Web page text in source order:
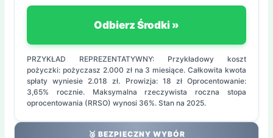
Odbierz Środki »
PRZYKŁAD REPREZENTATYWNY: Przykładowy koszt
pożyczki: pożyczasz 2.000 zł na 3 miesiące. Całkowita kwota
spłaty wyniesie 2.018 zł. Prowizja: 18 zł Oprocentowanie:
3,65% rocznie. Maksymalna rzeczywista roczna stopa
oprocentowania (RRSO) wynosi 36%. Stan na 2025.
🥈 BEZPIECZNY WYBÓR